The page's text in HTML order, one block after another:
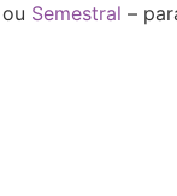
ou Semestral –